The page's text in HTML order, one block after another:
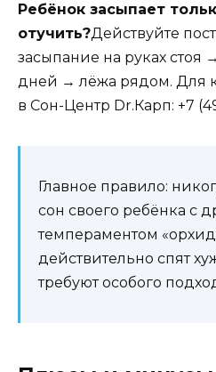
Ребёнок засыпает
отучить?Действуйте
засыпание на руках
дней → лёжа рядом. Для
в Сон-Центр Dr.Карп: +7
Главное правило:
сон своего ребёнка с
темпераментом
действительно спят
требуют особого